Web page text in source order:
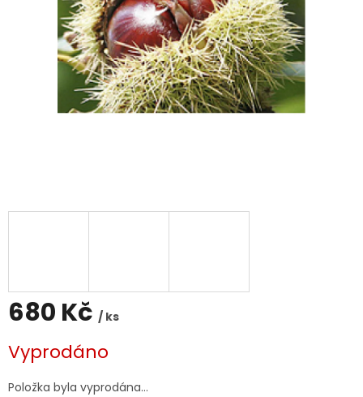
680 Kč / ks
cena:
Vyprodáno
Položka byla vyprodána…